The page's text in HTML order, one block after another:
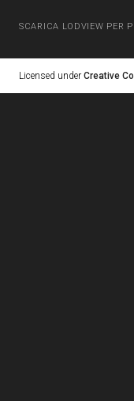
SCARICA LODVIEW PER
Licensed under Creative